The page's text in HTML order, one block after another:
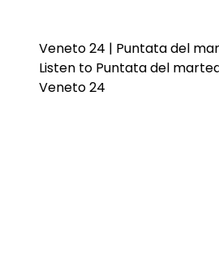
Veneto 24 | Puntata del
Listen to Puntata del
Veneto 24